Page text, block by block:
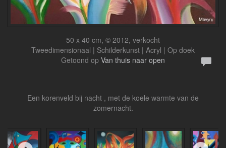
50 x 40 cm, © 2012, verkocht
Tweedimensionaal | Schilderkunst | Acryl | Op doek
Getoond op Van thuis naar open
Een korenveld bij nacht , met de koele warmte van de
zomernacht.